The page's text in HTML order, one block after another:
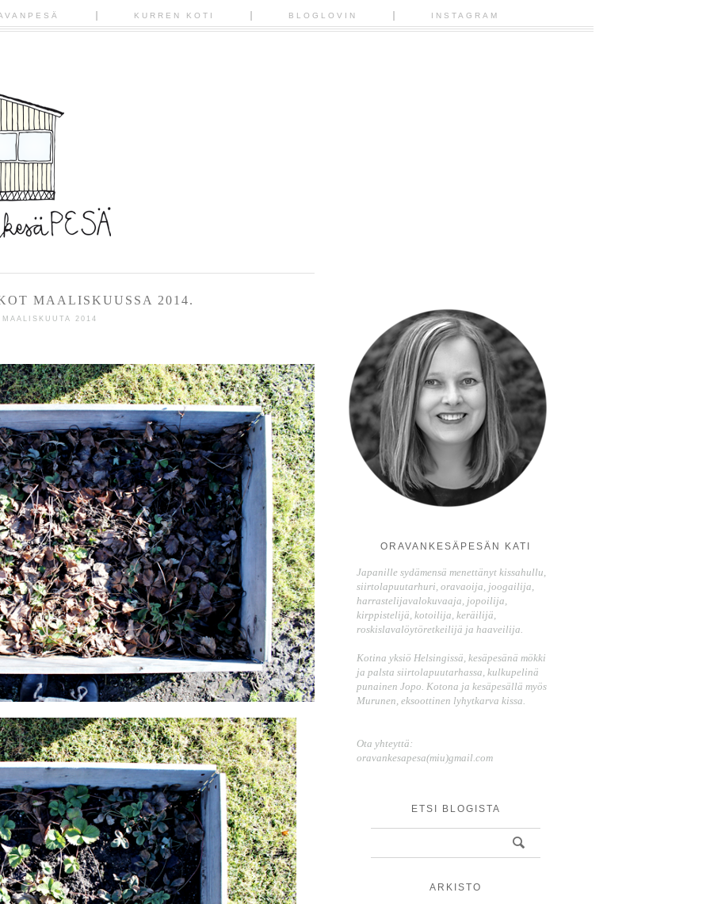
KURREN KOTI BLOGLOVIN INSTAGRAM
MAALISKUUSSA 2014.
2014
ORAVANKESÄPESÄN KATI
Japanille sydämensä menettänyt kissahullu,
siirtolapuutarhuri, oravaoija, joogailija,
harrastelijavalokuvaaja, jopoilija,
kirppistelijä, kotoilija, keräilijä,
roskislavalöytöretkeilijä ja haaveilija.
Kotina yksiö Helsingissä, kesäpesänä mökki
ja palsta siirtolapuutarhassa, kulkupelinä
punainen Jopo. Kotona ja kesäpesällä myös
Murunen, eksoottinen lyhytkarva kissa.
Ota yhteyttä:
oravankesapesa(miu)gmail.com
ETSI BLOGISTA
ARKISTO